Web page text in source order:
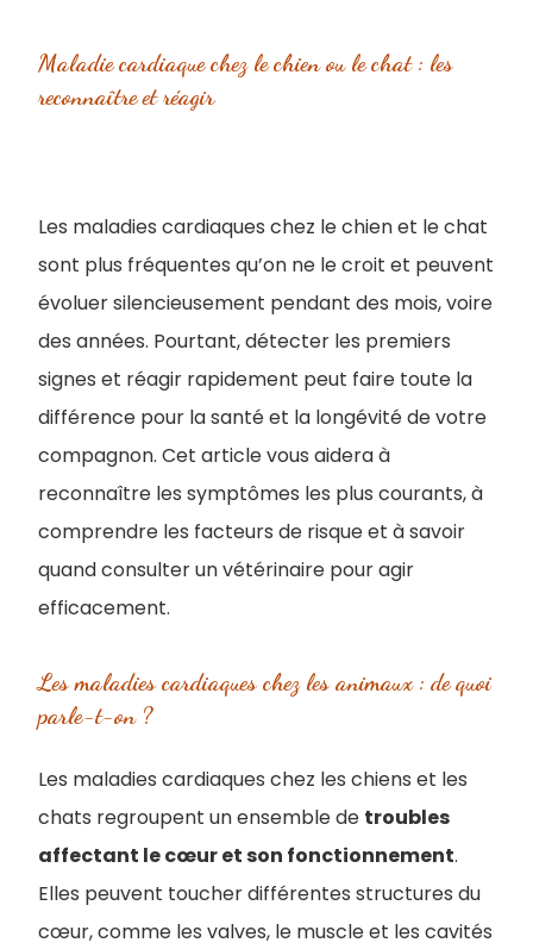
Maladie cardiaque chez le chien ou le chat : les
reconnaître et réagir
Les maladies cardiaques chez le chien et le chat
sont plus fréquentes qu’on ne le croit et peuvent
évoluer silencieusement pendant des mois, voire
des années. Pourtant, détecter les premiers
signes et réagir rapidement peut faire toute la
différence pour la santé et la longévité de votre
compagnon. Cet article vous aidera à
reconnaître les symptômes les plus courants, à
comprendre les facteurs de risque et à savoir
quand consulter un vétérinaire pour agir
efficacement.
Les maladies cardiaques chez les animaux : de quoi
parle-t-on ?
Les maladies cardiaques chez les chiens et les
chats regroupent un ensemble de troubles
affectant le cœur et son fonctionnement.
Elles peuvent toucher différentes structures du
cœur, comme les valves, le muscle et les cavités